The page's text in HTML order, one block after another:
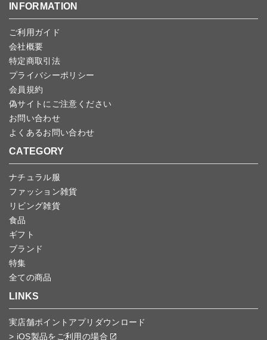
予約商品など一部キャンセルが出来ない場合がございます。あらか
じめご了承ください。
こちらよりご依頼ください。
INFORMATION
ご利用ガイド
会社概要
特定商取引法
プライバシーポリシー
会員規約
偽サイトにご注意ください
お問い合わせ
よくあるお問い合わせ
CATEGORY
ナチュラル服
ファッション雑貨
リビング雑貨
食品
ギフト
ブランド
特集
全ての商品
LINKS
実店舗ポイントアプリダウンロード
> iOS製品をご利用の場合